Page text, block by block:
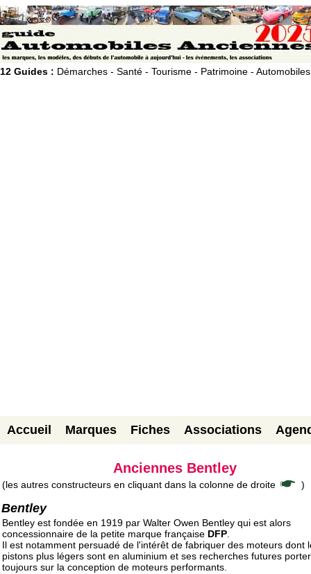
12 Guides : Démarches - Santé - Tourisme - Patrimoine - Automobiles
Accueil Marques Fiches Associations
Anciennes Bentley
(les autres constructeurs en cliquant dans la colonne de droite )
Bentley
Bentley est fondée en 1919 par Walter Owen Bentley qui est alors
concessionnaire de la petite marque française DFP.
Il est notamment persuadé de l'intérêt de fabriquer des moteurs dont
pistons plus légers sont en aluminium et ses recherches futures
toujours sur la conception de moteurs performants.